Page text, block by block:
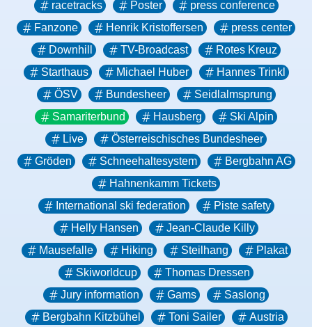
racetracks Poster
press conference
Fanzone
Henrik Kristoffersen
press center
Downhill
TV-Broadcast
Rotes Kreuz
Starthaus
Michael Huber
Hannes Trinkl
ÖSV
Bundesheer
Seidlalmsprung
Samariterbund
Hausberg
Ski Alpin
Live
Österreischisches Bundesheer
Gröden
Schneehaltesystem
Bergbahn AG
Hahnenkamm Tickets
International ski federation
Piste safety
Helly Hansen
Jean-Claude Killy
Mausefalle
Hiking Steilhang
Plakat
Skiworldcup
Thomas Dressen
Jury information
Gams
Saslong
Bergbahn Kitzbühel
Toni Sailer
Austria